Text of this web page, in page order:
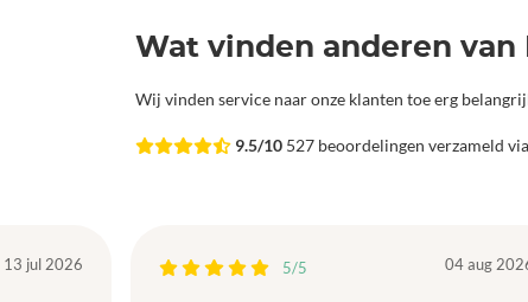
Wat vinden anderen van
Wij vinden service naar onze klanten toe erg
9.5/10527 beoordelingen verzameld
13 jul 2026 5/5 04 aug